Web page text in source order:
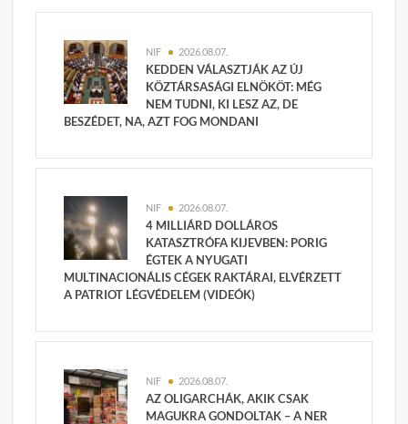
NIF 2026.08.07.
KEDDEN VÁLASZTJÁK AZ ÚJ
KÖZTÁRSASÁGI ELNÖKÖT: MÉG
NEM TUDNI, KI LESZ AZ, DE
BESZÉDET, NA, AZT FOG MONDANI
NIF 2026.08.07.
4 MILLIÁRD DOLLÁROS
KATASZTRÓFA KIJEVBEN: PORIG
ÉGTEK A NYUGATI
MULTINACIONÁLIS CÉGEK RAKTÁRAI, ELVÉRZETT
A PATRIOT LÉGVÉDELEM (VIDEÓK)
NIF 2026.08.07.
AZ OLIGARCHÁK, AKIK CSAK
MAGUKRA GONDOLTAK – A NER